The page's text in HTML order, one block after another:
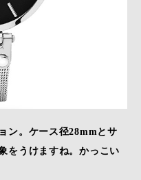
ン。ケース径28mmとサ
をうけますね。かっこい